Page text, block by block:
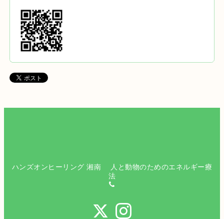
ハンズオンヒーリング 湘南 人と動物のためのエネルギー療
法